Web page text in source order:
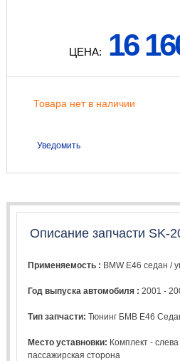
ЦЕНА: 16
Товара нет в наличии
Уведомить
Описание запчасти SK-
Применяемость : BMW E46 седан /
Год выпуска автомобиля :2001 -
Тип запчасти:Тюнинг БМВ Е46
Место уставновки: Комплект -
пассажирская сторона